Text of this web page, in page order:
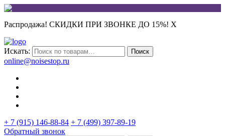
Распродажа! СКИДКИ ПРИ ЗВОНКЕ ДО 15%! X
Искать: Поиск
online@noisestop.ru
+ 7 (915) 146-88-84 + 7 (499) 397-89-19
Обратный звонок